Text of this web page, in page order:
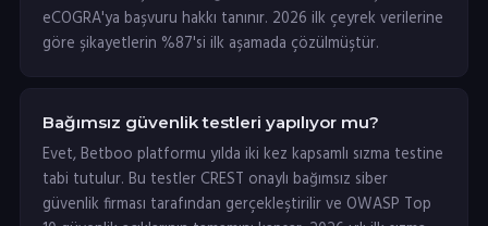
eCOGRA'ya başvuru hakkı tanınır. 2026 ilk çeyrek verilerine
göre şikayetlerin %87'si ilk aşamada çözülmüştür.
Bağımsız güvenlik testleri yapılıyor mu?
Evet, Betboo platformu yılda iki kez kapsamlı sızma testine
tabi tutulur. Bu testler CREST onaylı bağımsız siber
güvenlik firması tarafından gerçekleştirilir ve OWASP Top